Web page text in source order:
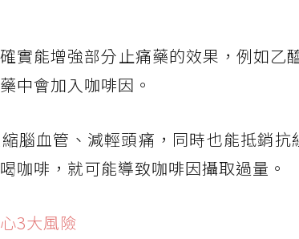
實能增強部分止痛藥的效果，例如乙
中會加入咖啡因。
腦血管、減輕頭痛，同時也能抵銷
咖啡，就可能導致咖啡因攝取過量。
3大風險